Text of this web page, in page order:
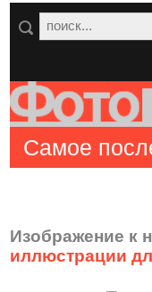
Самое
Изображение к
иллюстрации